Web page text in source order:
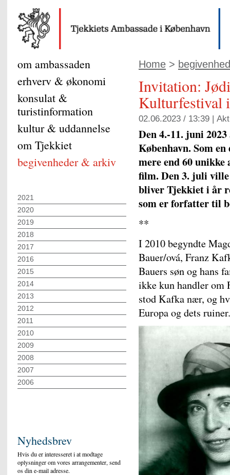
Home >
Invitation:
Kulturfestival
02.06.2023 / 13:39 |
Den 4.-11. juni
København. Som
mere end 60
film. Den 3. juli
bliver Tjekkiet i år
som er forfatter til
**
I 2010 begyndte
Bauer/ová, Franz
Bauers søn og hans
ikke kun handler om
stod Kafka nær, og
Europa og dets
om ambassaden
erhverv & økonomi
konsulat &
turistinformation
kultur & uddannelse
om Tjekkiet
begivenheder & arkiv
2021
2020
2019
2018
2017
2016
2015
2014
2013
2012
2011
2010
2009
2008
2007
2006
Nyhedsbrev
Hvis du er interesseret i at modtage
oplysninger om vores arrangementer, send
os din e-mail adresse.